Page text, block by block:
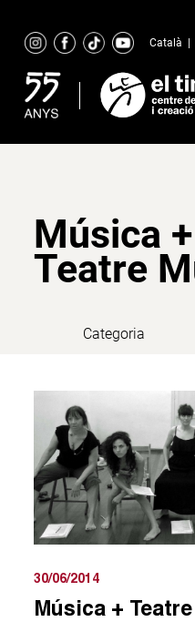
content
Català
Música
Teatre
30/06/2014
Música +